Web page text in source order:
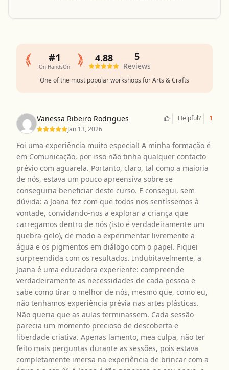
#1
On HandsOn
One of the most popular workshops for Arts & Crafts
4.88 5
Reviews
Vanessa Ribeiro Rodrigues
Jan 13, 2026
Helpful? 1
Foi uma experiência muito especial! A minha formação é
em Comunicação, por isso não tinha qualquer contacto
prévio com aguarela. Portanto, claro, tal como a maioria
de nós, estava um pouco apreensiva sobre se
conseguiria beneficiar deste curso. E consegui, sem
dúvida: a Joana fez com que todos nos sentíssemos à
vontade, convidando-nos a explorar a criança que
carregamos dentro de nós (isto é verdadeiramente um
quebra-gelo), de modo a experimentar livremente a
água e os pigmentos em diálogo com o papel. Fiquei
surpreendida com os resultados. Indubitavelmente, a
Joana é uma educadora experiente: compreende
verdadeiramente as necessidades de cada pessoa e
sabe como tirar o melhor de nós, mesmo que, como eu,
não tenhamos experiência prévia nas artes plásticas.
Não queria que as aulas terminassem. Cada sessão
parecia um momento precioso de descoberta e
liberdade criativa. Apenas lamento, mea culpa, não ter
feito mais perguntas durante as sessões, pois estava
completamente imersa na experiência de brincar com a